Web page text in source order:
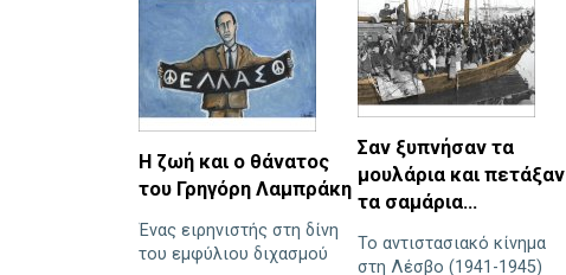
Η ζωή και ο θάνατος
του Γρηγόρη Λαμπράκη
Ένας ειρηνιστής στη δίνη
του εμφύλιου διχασμού
Σαν ξυπνήσαν τα
μουλάρια και πετάξαν
τα σαμάρια…
Το αντιστασιακό κίνημα
στη Λέσβο (1941-1945)